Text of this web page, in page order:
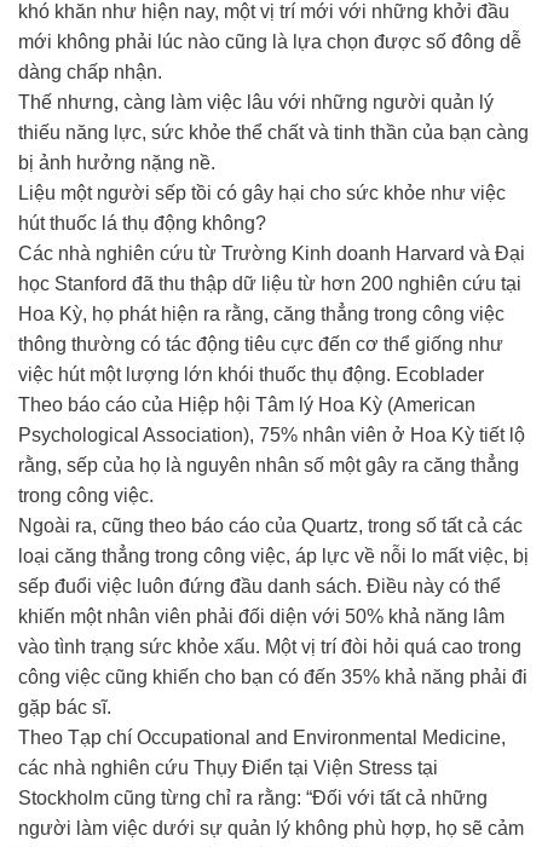
khó khăn như hiện nay, một vị trí mới với những khởi đầu
mới không phải lúc nào cũng là lựa chọn được số đông dễ
dàng chấp nhận.
Thế nhưng, càng làm việc lâu với những người quản lý
thiếu năng lực, sức khỏe thể chất và tinh thần của bạn càng
bị ảnh hưởng nặng nề.
Liệu một người sếp tồi có gây hại cho sức khỏe như việc
hút thuốc lá thụ động không?
Các nhà nghiên cứu từ Trường Kinh doanh Harvard và Đại
học Stanford đã thu thập dữ liệu từ hơn 200 nghiên cứu tại
Hoa Kỳ, họ phát hiện ra rằng, căng thẳng trong công việc
thông thường có tác động tiêu cực đến cơ thể giống như
việc hút một lượng lớn khói thuốc thụ động. Ecoblader
Theo báo cáo của Hiệp hội Tâm lý Hoa Kỳ (American
Psychological Association), 75% nhân viên ở Hoa Kỳ tiết lộ
rằng, sếp của họ là nguyên nhân số một gây ra căng thẳng
trong công việc.
Ngoài ra, cũng theo báo cáo của Quartz, trong số tất cả các
loại căng thẳng trong công việc, áp lực về nỗi lo mất việc, bị
sếp đuổi việc luôn đứng đầu danh sách. Điều này có thể
khiến một nhân viên phải đối diện với 50% khả năng lâm
vào tình trạng sức khỏe xấu. Một vị trí đòi hỏi quá cao trong
công việc cũng khiến cho bạn có đến 35% khả năng phải đi
gặp bác sĩ.
Theo Tạp chí Occupational and Environmental Medicine,
các nhà nghiên cứu Thụy Điển tại Viện Stress tại
Stockholm cũng từng chỉ ra rằng: “Đối với tất cả những
người làm việc dưới sự quản lý không phù hợp, họ sẽ cảm